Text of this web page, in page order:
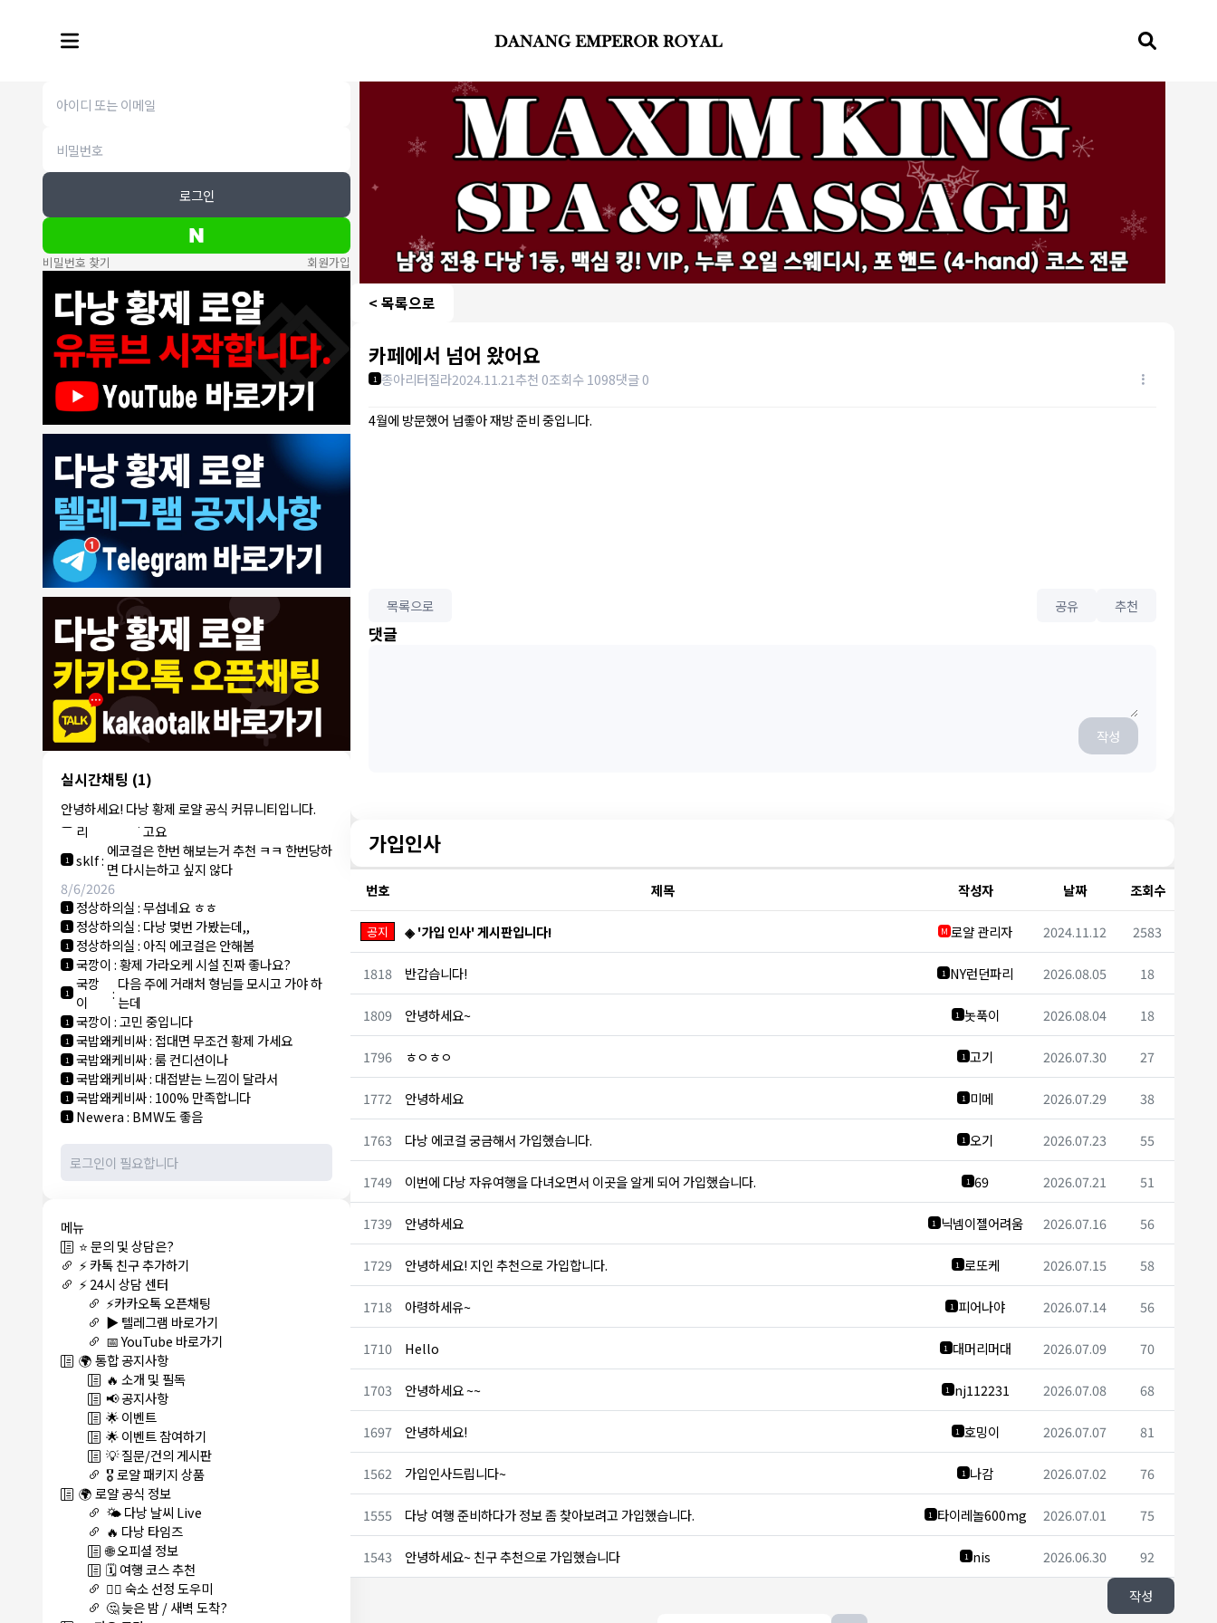
로그인
비밀번호 찾기 회원가입
실시간채팅 (1)
안녕하세요! 다낭 황제 로얄 공식 커뮤니티입니다.
8/4/2026
1 모기한테물림:여기도 문의해보면 바로 알려줌
1 모기한테물림 정찰가보다 쌀수 없음
1 결혼안해:ㄹㅇ 팩트 ㅋㅋㅋㅋ
1 결혼안해:ㄹㅇ 팩트 ㅋㅋㅋㅋ
8/5/2026
1
NY런던파
리
:다낭 에코걸 여기서 예약 가능한가
요?
1 3군:에코걸 좀 조심 하는게 좋음
NY런던파리 :저도 많이 들었습니다 ㅋㅋ
NY런던파
리
:에코걸 하는 놈들 있으면 다 조지려
고요
1 sklf: 에코걸은 한번 해보는거 추천 ㅋㅋ 한번당하
면 다시는하고 싶지 않다
8/6/2026
1 정상하의실:무섭네요 ㅎㅎ
1 정상하의실: 다낭 몇번 가봤는데,,
1 정상하의실: 아직 에코걸은 안해봄
1 국깡이:황제 가라오케 시설 진짜 좋나요?
1
국깡
이
: 다음 주에 거래처 형님들 모시고 가야 하
는데
1 국깡이:고민 중입니다
1 국밥왜케비싸: 접대면 무조건 황제 가세요
1 국밥왜케비싸:룸 컨디션이나
1 국밥왜케비싸: 대접받는 느낌이 달라서
1 국밥왜케비싸: 100% 만족합니다
1 Newera: BMW도 좋음
메뉴
⭐ 문의 및 상담은?
⚡ 카톡 친구 추가하기
⚡ 24시 상담 센터
⚡카카오톡 오픈채팅
▶️ 텔레그램 바로가기
📅 YouTube 바로가기
🌍 통합 공지사항
🔥 소개 및 필독
📢 공지사항
🌟 이벤트
🌟 이벤트 참여하기
💡 질문/건의 게시판
🎖️ 로얄 패키지 상품
🌍 로얄 공식 정보
🌤️ 다낭 날씨 Live
🔥 다낭 타임즈
🌐 오피셜 정보
🗓️ 여행 코스 추천
🏊‍♀️ 숙소 선정 도우미
🤔 늦은 밤 / 새벽 도착?
< 목록으로
카페에서 넘어 왔어요
1 종아리터질라2024.11.21추천 0조회수 1098댓글 0
4월에 방문했어 넘좋아 재방 준비 중입니다.
목록으로 공유 추천
댓글
작성
가입인사
번호 제목 작성자 날짜 조회수
공지 ◈ '가입 인사' 게시판입니다! M 로얄 관리자 2024.11.12 2583
1818 반갑습니다! 1 NY런던파리 2026.08.05 18
1809 안녕하세요~ 1 놋푹이 2026.08.04 18
1796 ㅎㅇㅎㅇ 1 고기 2026.07.30 27
1772 안녕하세요 1 미메 2026.07.29 38
1763 다낭 에코걸 궁금해서 가입했습니다. 1 오기 2026.07.23 55
1749 이번에 다낭 자유여행을 다녀오면서 이곳을 알게 되어 가입했습니다. 1 69 2026.07.21 51
1739 안녕하세요 1 닉넴이젤어려움 2026.07.16 56
1729 안녕하세요! 지인 추천으로 가입합니다. 1 로또케 2026.07.15 58
1718 아령하세유~ 1 피어나야 2026.07.14 56
1710 Hello 1 대머리머대 2026.07.09 70
1703 안녕하세요 ~~ 1 nj112231 2026.07.08 68
1697 안녕하세요! 1 호밍이 2026.07.07 81
1562 가입인사드립니다~ 1 나감 2026.07.02 76
1555 다낭 여행 준비하다가 정보 좀 찾아보려고 가입했습니다. 1 타이레놀600mg 2026.07.01 75
1543 안녕하세요~ 친구 추천으로 가입했습니다 1 nis 2026.06.30 92
작성